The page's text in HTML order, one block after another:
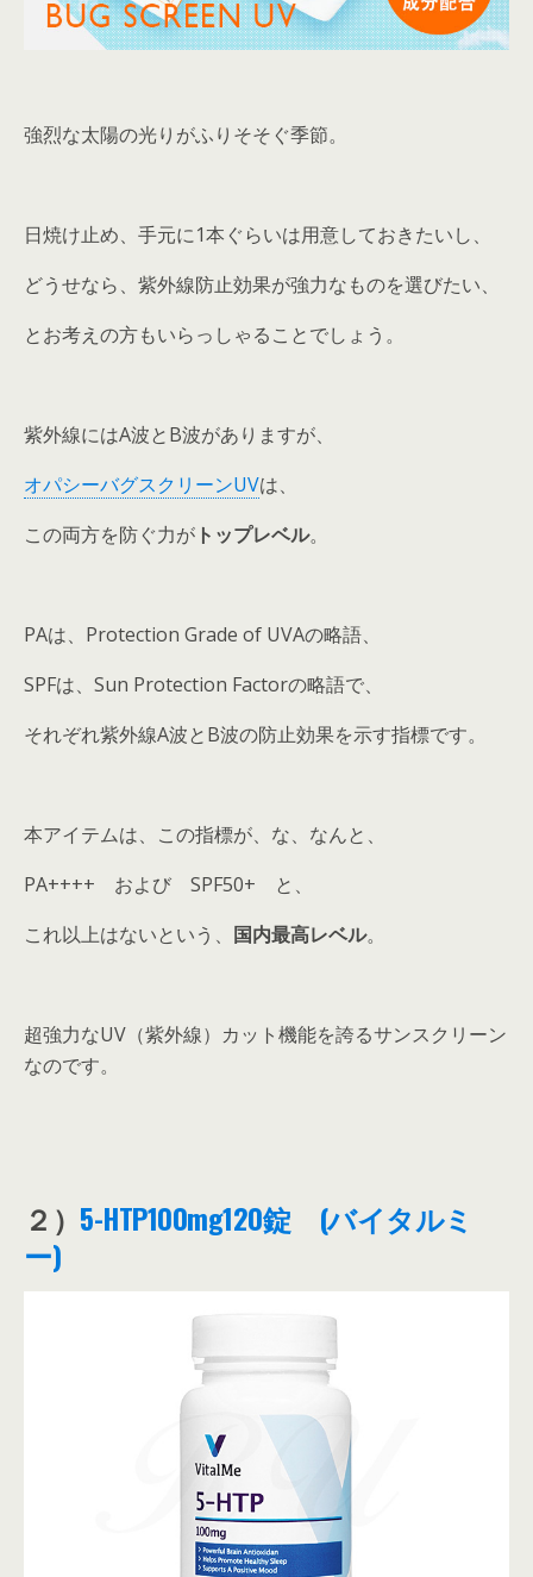
強烈な太陽の光りがふりそそぐ季節。
日焼け止め、手元に1本ぐらいは用意しておきたいし、
どうせなら、紫外線防止効果が強力なものを選びたい、
とお考えの方もいらっしゃることでしょう。
紫外線にはA波とB波がありますが、
オパシーバグスクリーンUVは、
この両方を防ぐ力が トップレベル。
PAは、Protection Grade of UVAの略語、
SPFは、Sun Protection Factorの略語で、
それぞれ紫外線A波とB波の防止効果を示す指標です。
本アイテムは、この指標が、な、なんと、
PA++++ および SPF50+ と、
これ以上はないという、 国内最高レベル。
超強力なUV（紫外線）カット機能を誇るサンスクリーン
なのです。
２） 5-HTP100mg120錠 (バイタルミ
ー)